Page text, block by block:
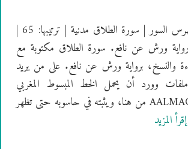
[سُورَةُ الطلاق] فهرس السور | سورة الطلاق مدنية | ترتيبها: 65 |
آياتها: 12 | رواية ورش عن نافع. سورة الطلاق مكتوبة مع
والنسخ، برواية ورش عن نافع. على من يريد
وورد أن يحمل الخط المبسوط المغربي
AALMAGHRIBIv4.9.otf من هنا، ويثبته في حاسوبه حتى تظهر
إقرأ المزيد